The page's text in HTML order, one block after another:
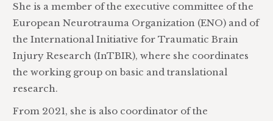
She is a member of the executive committee of the
European Neurotrauma Organization (ENO) and of
the International Initiative for Traumatic Brain
Injury Research (InTBIR), where she coordinates
the working group on basic and translational
research.
From 2021, she is also coordinator of the